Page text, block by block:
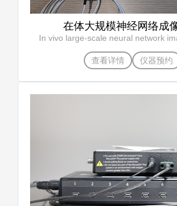
在体大规模神经网络成
In vivo large-scale neural network
查看详情 仪器预约